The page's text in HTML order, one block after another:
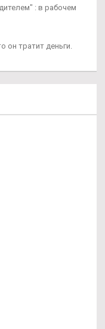
: в рабочем
он тратит деньги.